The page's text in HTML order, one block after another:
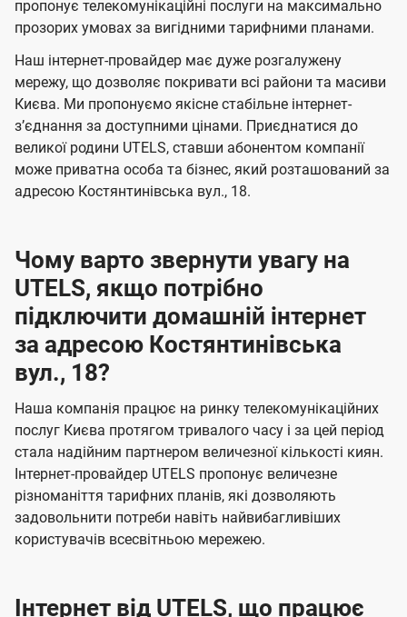
ї
U
t
e
l
s
а
ч
е
н
н
я
а
ч
е
н
н
я
пропонує телекомунікаційні послуги на максимально
прозорих умовах за вигідними тарифними планами.
Наш інтернет-провайдер має дуже розгалужену
мережу, що дозволяє покривати всі райони та масиви
Києва. Ми пропонуємо якісне стабільне інтернет-
зʼєднання за доступними цінами. Приєднатися до
великої родини UTELS, ставши абонентом компанії
може приватна особа та бізнес, який розташований за
адресою Костянтинівська вул., 18.
Чому варто звернути увагу на
UTELS, якщо потрібно
підключити домашній інтернет
за адресою Костянтинівська
вул., 18?
Наша компанія працює на ринку телекомунікаційних
послуг Києва протягом тривалого часу і за цей період
стала надійним партнером величезної кількості киян.
Інтернет-провайдер UTELS пропонує величезне
різноманіття тарифних планів, які дозволяють
задовольнити потреби навіть найвибагливіших
користувачів всесвітньою мережею.
Інтернет від UTELS, що працює